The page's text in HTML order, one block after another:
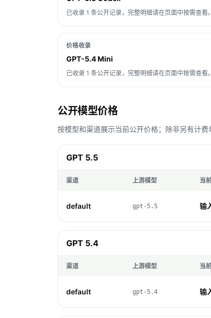
已收录 1 条公开记录，完整明细请在页面中按需查看。
价格收录
GPT-5.4 Mini
已收录 1 条公开记录，完整明细请在页面中按需查看。
公开模型价格
按模型和渠道展示当前公开价格；除非另有计
GPT 5.5
渠道 上游模型 当
default gpt-5.5 输
GPT 5.4
渠道 上游模型 当
default gpt-5.4 输